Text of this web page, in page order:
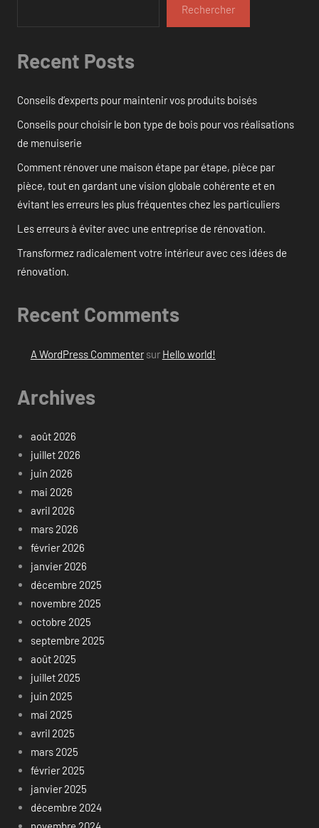
Rechercher
Recent Posts
Conseils d’experts pour maintenir vos produits boisés
Conseils pour choisir le bon type de bois pour vos réalisations
de menuiserie
Comment rénover une maison étape par étape, pièce par
pièce, tout en gardant une vision globale cohérente et en
évitant les erreurs les plus fréquentes chez les particuliers
Les erreurs à éviter avec une entreprise de rénovation.
Transformez radicalement votre intérieur avec ces idées de
rénovation.
Recent Comments
A WordPress Commentersur Hello world!
Archives
août 2026
juillet 2026
juin 2026
mai 2026
avril 2026
mars 2026
février 2026
janvier 2026
décembre 2025
novembre 2025
octobre 2025
septembre 2025
août 2025
juillet 2025
juin 2025
mai 2025
avril 2025
mars 2025
février 2025
janvier 2025
décembre 2024